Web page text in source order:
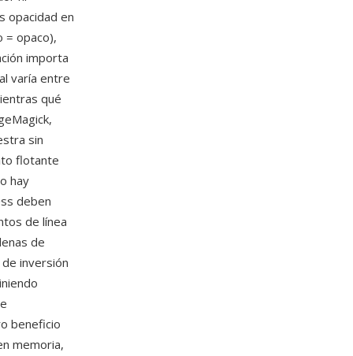
opacidad en
= opaco),
importa
varía entre
qué
sin
flotante
hay
deben
de línea
de
inversión
beneficio
memoria,